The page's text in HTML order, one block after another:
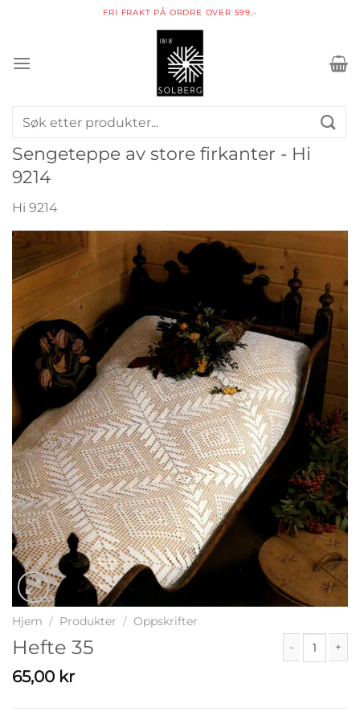
PAKKE I POSTKASSEN
Søk
etter:
Sengeteppe av store firkanter - Hi
9214
Hi 9214
Hjem / Produkter / Oppskrifter
Hefte 35
65,00 kr